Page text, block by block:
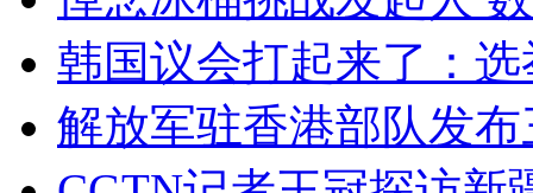
韩国议会打起来了：
解放军驻香港部队发